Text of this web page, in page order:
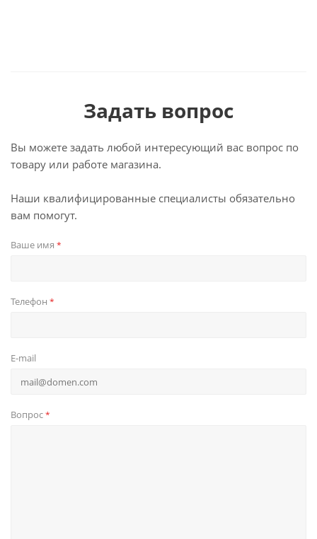
Задать вопрос
Вы можете задать любой интересующий вас вопрос по
товару или работе магазина.
Наши квалифицированные специалисты обязательно
вам помогут.
Ваше имя *
Телефон *
E-mail
Вопрос*